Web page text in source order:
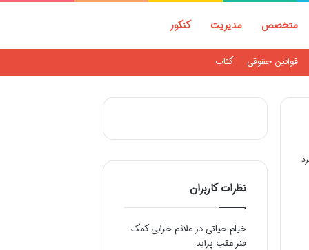
متخصص مدیریت کنکور
قوانین حقوقی کتاب
نظرات کاربران
خیام حیاتیدر علائم خرابی کمک
فنر عقب پراید